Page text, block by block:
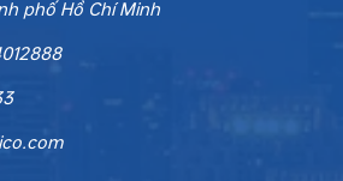
phố Hồ Chí Minh